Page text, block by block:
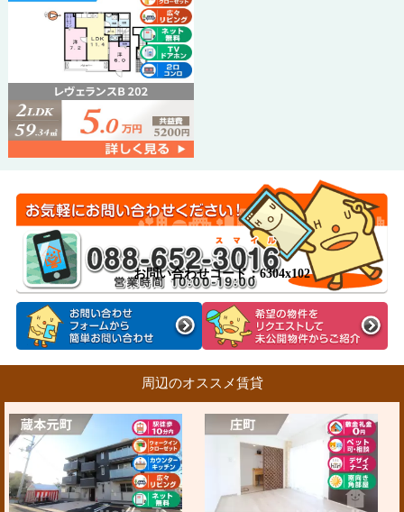
お問い合わせコード：6304x102
周辺のオススメ賃貸